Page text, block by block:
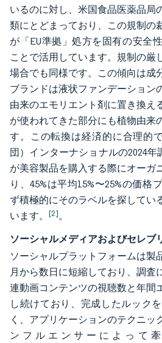
いるのに対し、米国食品医薬品局
類にとどまっており、この規制の
が「EU準拠」処方を固有の安全
ことで活用しています。規制の厳
場合でも同様です。この傾向は成
ブランドは液状ファンデーション
由来のエモリエント剤に置き換え
が使われてきた部分にも植物由来
す。この転換は経済的に合理的
団）インターナショナルの2024年
が美容製品を購入する際にオーガ
り、45%は平均15%〜25%の価格
ず積極的にそのラベルを探してい
います。 [2]。
ソーシャルメディアおよびセレブ
ソーシャルプラットフォームは製
月から数日に短縮しており、調査
連動画コンテンツの視聴数と年間
し続けており、完成したルック
く、アプリケーションのテクニッ
ンフルエンサーによって